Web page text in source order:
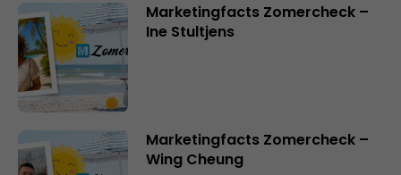
Marketingfacts Zomercheck –
Ine Stultjens
Marketingfacts Zomercheck –
Wing Cheung